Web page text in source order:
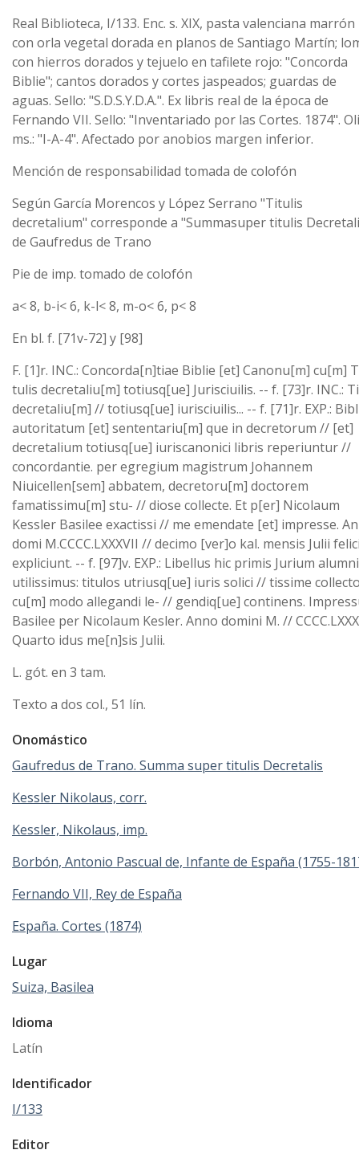
Real Biblioteca, I/133. Enc. s. XIX, pasta valenciana marrón
con orla vegetal dorada en planos de Santiago Martín;
con hierros dorados y tejuelo en tafilete rojo: "Concorda
Biblie"; cantos dorados y cortes jaspeados; guardas de
aguas. Sello: "S.D.S.Y.D.A.". Ex libris real de la época de
Fernando VII. Sello: "Inventariado por las Cortes. 1874".
ms.: "I-A-4". Afectado por anobios margen inferior.
Mención de responsabilidad tomada de colofón
Según García Morencos y López Serrano "Titulis
decretalium" corresponde a "Summasuper titulis
de Gaufredus de Trano
Pie de imp. tomado de colofón
a< 8, b-i< 6, k-l< 8, m-o< 6, p< 8
En bl. f. [71v-72] y [98]
F. [1]r. INC.: Concorda[n]tiae Biblie [et] Canonu[m] cu[m]
tulis decretaliu[m] totiusq[ue] Jurisciuilis. -- f. [73]r. INC.:
decretaliu[m] // totiusq[ue] iurisciuilis... -- f. [71]r. EXP.:
autoritatum [et] sententariu[m] que in decretorum // [et]
decretalium totiusq[ue] iuriscanonici libris reperiuntur //
concordantie. per egregium magistrum Johannem
Niuicellen[sem] abbatem, decretoru[m] doctorem
famatissimu[m] stu- // diose collecte. Et p[er] Nicolaum
Kessler Basilee exactissi // me emendate [et] impresse.
domi M.CCCC.LXXXVII // decimo [ver]o kal. mensis Julii
expliciunt. -- f. [97]v. EXP.: Libellus hic primis Jurium
utilissimus: titulos utriusq[ue] iuris solici // tissime
cu[m] modo allegandi le- // gendiq[ue] continens.
Basilee per Nicolaum Kesler. Anno domini M. //
Quarto idus me[n]sis Julii.
L. gót. en 3 tam.
Texto a dos col., 51 lín.
Onomástico
Gaufredus de Trano. Summa super titulis Decretalis
Kessler Nikolaus, corr.
Kessler, Nikolaus, imp.
Borbón, Antonio Pascual de, Infante de España (1755-
Fernando VII, Rey de España
España. Cortes (1874)
Lugar
Suiza, Basilea
Idioma
Latín
Identificador
I/133
Editor